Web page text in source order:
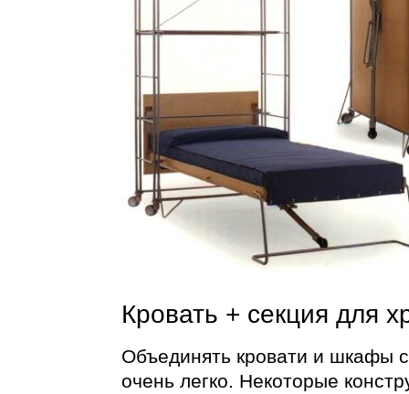
Кровать + секция для
Объединять кровати и шкафы
очень легко. Некоторые